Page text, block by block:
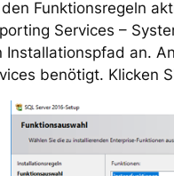
Funktionsregeln
Services –
Installationspfad an.
benötigt. Klicken